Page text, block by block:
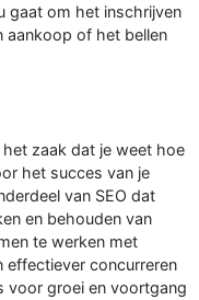
gaat om het inschrijven
aankoop of het bellen
zaak dat je weet hoe
het succes van je
van SEO dat
en behouden van
te werken met
effectiever concurreren
voor groei en voortgang